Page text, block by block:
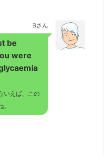
Bさん
be
were
いえば、この